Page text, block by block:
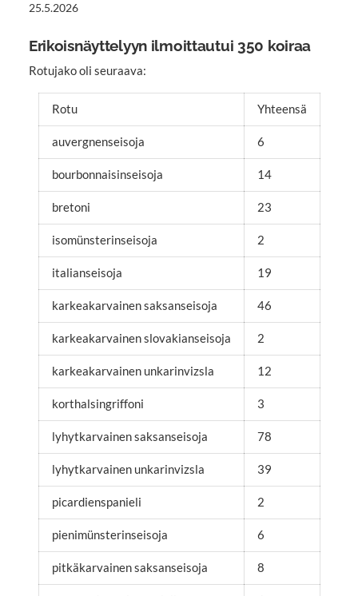
25.5.2026
Erikoisnäyttelyyn ilmoittautui 350 koiraa
Rotujako oli seuraava:
Rotu Yhteensä
auvergnenseisoja 6
bourbonnaisinseisoja 14
bretoni 23
isomünsterinseisoja 2
italianseisoja 19
karkeakarvainen saksanseisoja 46
karkeakarvainen slovakianseisoja 2
karkeakarvainen unkarinvizsla 12
korthalsingriffoni 3
lyhytkarvainen saksanseisoja 78
lyhytkarvainen unkarinvizsla 39
picardienspanieli 2
pienimünsterinseisoja 6
pitkäkarvainen saksanseisoja 8